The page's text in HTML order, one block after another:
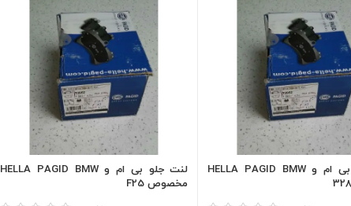
لنت جلو بی ام و HELLA PAGID BMW
لنت جلو بی ام و HELLA PAGID BMW
مخصوص F25